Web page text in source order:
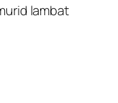
lambat